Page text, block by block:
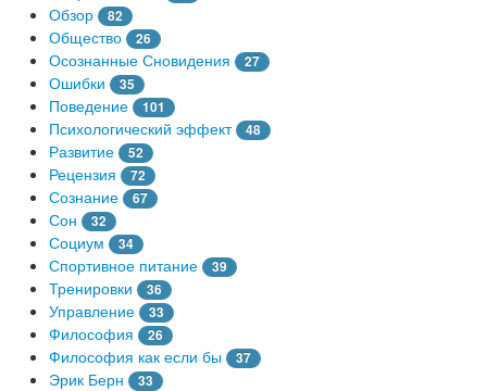
Обзор 82
Общество 26
Осознанные Сновидения 27
Ошибки 35
Поведение 101
Психологический эффект 48
Развитие 52
Рецензия 72
Сознание 67
Сон 32
Социум 34
Спортивное питание 39
Тренировки 36
Управление 33
Философия 26
Философия как если бы 37
Эрик Берн
33